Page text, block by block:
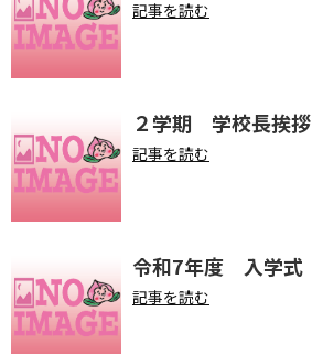
記事を読む
２学期 学校長挨拶
記事を読む
令和7年度 入学式
記事を読む